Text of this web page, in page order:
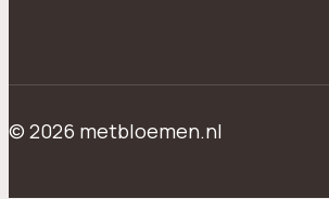
© 2026 metbloemen.nl